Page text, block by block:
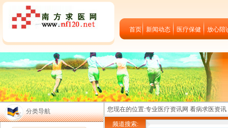
首页 新闻动态 医疗保健 放心陪
分类导航 您现在的位置:专业医疗资讯网 看病求医资讯
频道搜索: